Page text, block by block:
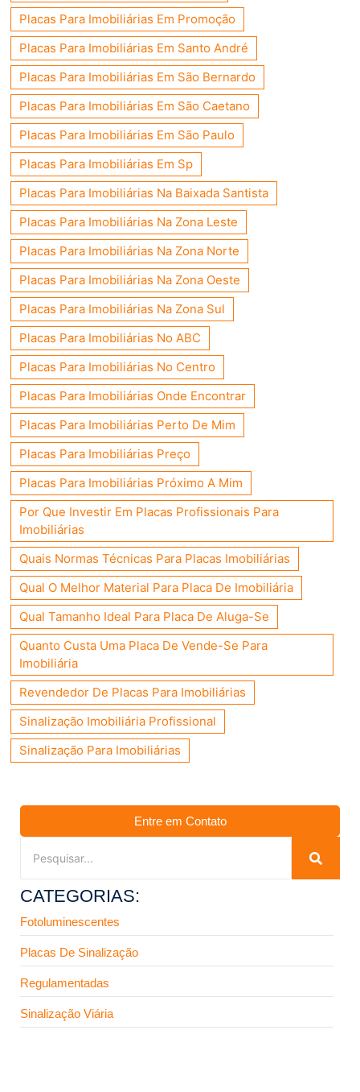
Placas Para Imobiliárias Em Promoção
Placas Para Imobiliárias Em Santo André
Placas Para Imobiliárias Em São Bernardo
Placas Para Imobiliárias Em São Caetano
Placas Para Imobiliárias Em São Paulo
Placas Para Imobiliárias Em Sp
Placas Para Imobiliárias Na Baixada Santista
Placas Para Imobiliárias Na Zona Leste
Placas Para Imobiliárias Na Zona Norte
Placas Para Imobiliárias Na Zona Oeste
Placas Para Imobiliárias Na Zona Sul
Placas Para Imobiliárias No ABC
Placas Para Imobiliárias No Centro
Placas Para Imobiliárias Onde Encontrar
Placas Para Imobiliárias Perto De Mim
Placas Para Imobiliárias Preço
Placas Para Imobiliárias Próximo A Mim
Por Que Investir Em Placas Profissionais Para
Imobiliárias
Quais Normas Técnicas Para Placas Imobiliárias
Qual O Melhor Material Para Placa De Imobiliária
Qual Tamanho Ideal Para Placa De Aluga-Se
Quanto Custa Uma Placa De Vende-Se Para
Imobiliária
Revendedor De Placas Para Imobiliárias
Sinalização Imobiliária Profissional
Sinalização Para Imobiliárias
Entre em Contato
CATEGORIAS:
Fotoluminescentes
Placas De Sinalização
Regulamentadas
Sinalização Viária